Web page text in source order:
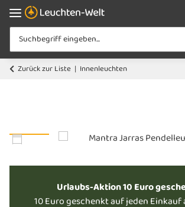
Zurück zur Liste Innenleuchten
Urlaubs-Aktion 10 Euro
10 Euro geschenkt auf jeden Einkauf